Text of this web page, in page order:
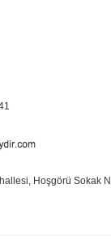
Hoşgörü Sokak